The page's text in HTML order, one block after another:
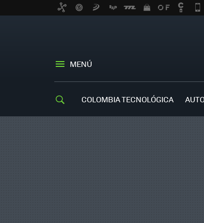
MENÚ
COLOMBIA TECNOLÓGICA